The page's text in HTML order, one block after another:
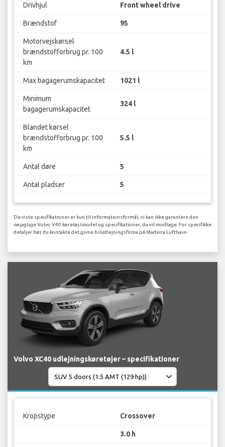
Drivhjul Front wheel drive
Brændstof 95
Motorvejskørsel
brændstofforbrug pr. 100
km
4.5 l
Max bagagerumskapacitet 1021 l
Minimum
bagagerumskapacitet
324 l
Blandet kørsel
brændstofforbrug pr. 100
km
5.5 l
Antal døre 5
Antal pladser 5
De viste specifikationer er kun til informationsformål, vi kan ikke garantere den
nøjagtige Volvo V40 køretøjsmodel og specifikationer, du vil modtage. For specifikke
detaljer bør du kontakte det givne biludlejningsfirma på Madeira Lufthavn.
Volvo XC40 udlejningskøretøjer – specifikationer
Kropstype Crossover
3.0 h